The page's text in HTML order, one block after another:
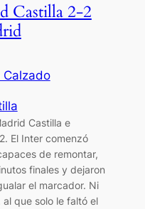
Castilla 2-2
Calzado
Castilla e
El Inter comenzó
de remontar,
finales y dejaron
el marcador. Ni
que solo le faltó el